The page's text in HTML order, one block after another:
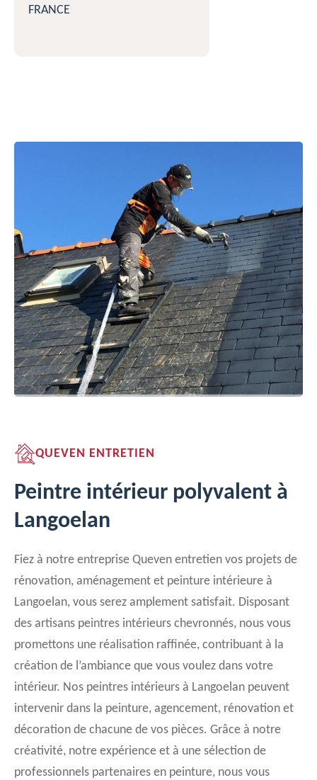
FRANCE
QUEVEN ENTRETIEN
Peintre intérieur polyvalent à
Langoelan
Fiez à notre entreprise Queven entretien vos projets de
rénovation, aménagement et peinture intérieure à
Langoelan, vous serez amplement satisfait. Disposant
des artisans peintres intérieurs chevronnés, nous vous
promettons une réalisation raffinée, contribuant à la
création de l’ambiance que vous voulez dans votre
intérieur. Nos peintres intérieurs à Langoelan peuvent
intervenir dans la peinture, agencement, rénovation et
décoration de chacune de vos pièces. Grâce à notre
créativité, notre expérience et à une sélection de
professionnels partenaires en peinture, nous vous